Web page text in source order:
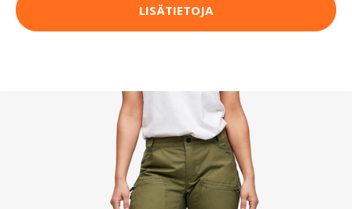
LISÄTIETOJA